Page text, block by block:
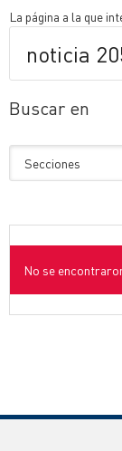
La página a la que
Buscar en
No se